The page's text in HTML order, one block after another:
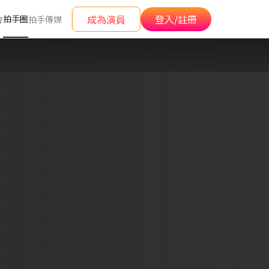
拍手圈拍手傳媒 成為演員 登入/註冊